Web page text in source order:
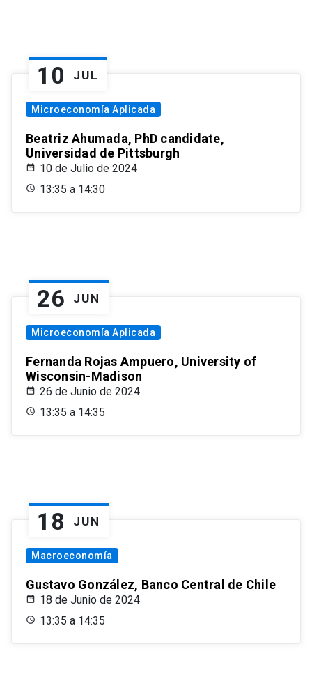
10 JUL
Microeconomía Aplicada
Beatriz Ahumada, PhD candidate,
Universidad de Pittsburgh
10 de Julio de 2024
13:35 a 14:30
26 JUN
Microeconomía Aplicada
Fernanda Rojas Ampuero, University of
Wisconsin-Madison
26 de Junio de 2024
13:35 a 14:35
18 JUN
Macroeconomía
Gustavo González, Banco Central de Chile
18 de Junio de 2024
13:35 a 14:35